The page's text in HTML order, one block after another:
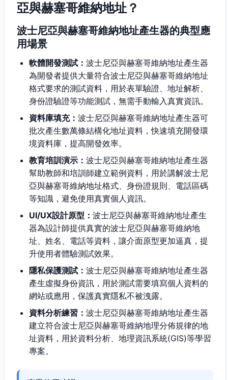
亞與赫塞哥維納地址？
波士尼亞與赫塞哥維納地址產生器的典型應
用場景
軟體開發測試： 波士尼亞與赫塞哥維納地址產生器
為開發者提供大量符合波士尼亞與赫塞哥維納地址
格式要求的測試資料，用於表單驗證、地址解析、
身份證驗證等功能測試，無需手動輸入真實資訊。
資料庫填充： 波士尼亞與赫塞哥維納地址產生器可
批次產生數萬條結構化地址資料，快速填充開發環
境資料庫，提高開發效率。
教育培訓演示： 波士尼亞與赫塞哥維納地址產生器
幫助教師和培訓師建立範例資料，用於講解波士尼
亞與赫塞哥維納地址格式、身份證規則、電話區碼
等知識，避免使用真實個人資訊。
UI/UX設計原型： 波士尼亞與赫塞哥維納地址產生
器為設計師提供真實的波士尼亞與赫塞哥維納地
址、姓名、電話等資料，讓介面原型更加逼真，提
升使用者體驗測試效果。
隱私保護測試： 波士尼亞與赫塞哥維納地址產生器
產生虛擬身份資訊，用於測試需要填寫個人資料的
網站或應用，保護真實隱私不被洩露。
資料分析練習： 波士尼亞與赫塞哥維納地址產生器
建立符合波士尼亞與赫塞哥維納地理分佈規律的地
址資料，用於資料分析、地理資訊系統(GIS)等學習
專案。